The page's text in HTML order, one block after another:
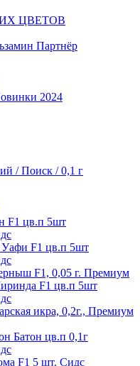
ЦВЕТОВ
Партнёр
2024
/ Поиск / 0,1 г
F1 цв.п 5шт
F1 цв.п 5шт
F1, 0,05 г. Премиум
F1 цв.п 5шт
икра, 0,2г., Премиум
Батон цв.п 0,1г
F1 5 шт. Сидс